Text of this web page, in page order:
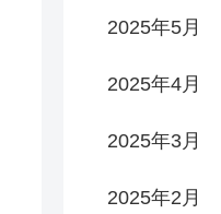
2025年5月
2025年4月
2025年3月
2025年2月